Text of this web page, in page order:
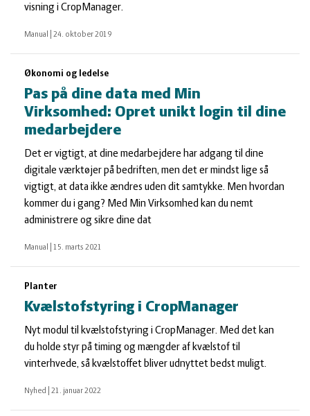
visning i CropManager.
Manual 24. oktober 2019
Økonomi og ledelse
Pas på dine data med Min
Virksomhed: Opret unikt login til dine
medarbejdere
Det er vigtigt, at dine medarbejdere har adgang til dine
digitale værktøjer på bedriften, men det er mindst lige så
vigtigt, at data ikke ændres uden dit samtykke. Men hvordan
kommer du i gang? Med Min Virksomhed kan du nemt
administrere og sikre dine dat
Manual 15. marts 2021
Planter
Kvælstofstyring i CropManager
Nyt modul til kvælstofstyring i CropManager. Med det kan
du holde styr på timing og mængder af kvælstof til
vinterhvede, så kvælstoffet bliver udnyttet bedst muligt.
Nyhed 21. januar 2022